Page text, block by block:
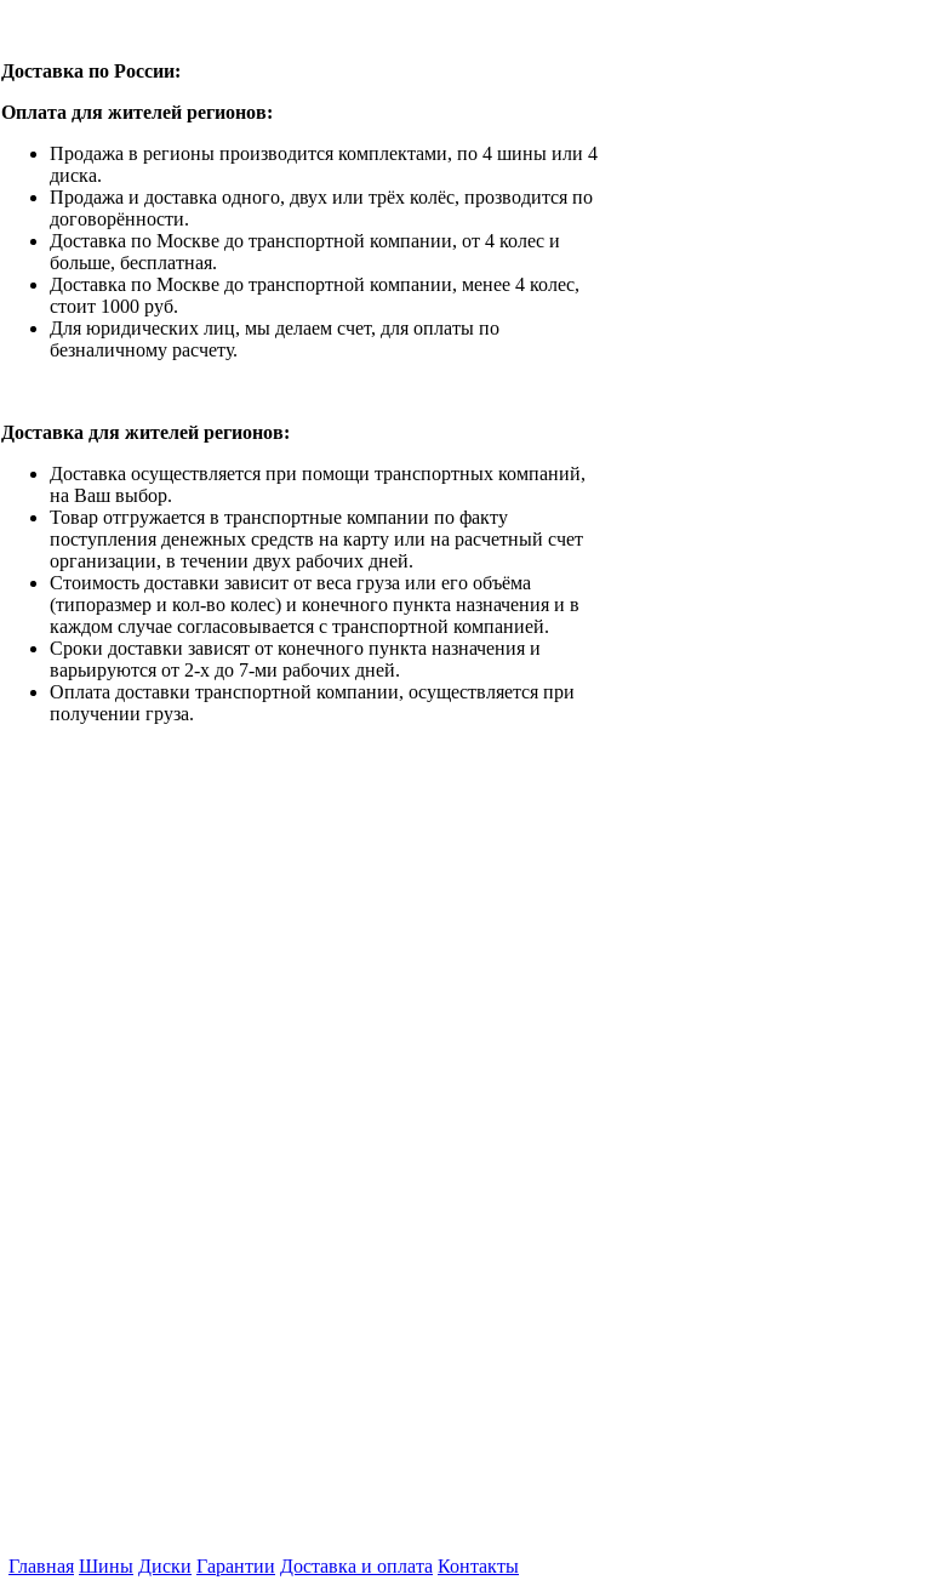
Доставка по России:
Оплата для жителей регионов:
Продажа в регионы производится комплектами, по 4 шины или 4
диска.
Продажа и доставка одного, двух или трёх колёс, прозводится по
договорённости.
Доставка по Москве до транспортной компании, от 4 колес и
больше, бесплатная.
Доставка по Москве до транспортной компании, менее 4 колес,
стоит 1000 руб.
Для юридических лиц, мы делаем счет, для оплаты по
безналичному расчету.
Доставка для жителей регионов:
Доставка осуществляется при помощи транспортных компаний,
на Ваш выбор.
Товар отгружается в транспортные компании по факту
поступления денежных средств на карту или на расчетный счет
организации, в течении двух рабочих дней.
Стоимость доставки зависит от веса груза или его объёма
(типоразмер и кол-во колес) и конечного пункта назначения и в
каждом случае согласовывается с транспортной компанией.
Сроки доставки зависят от конечного пункта назначения и
варьируются от 2-х до 7-ми рабочих дней.
Оплата доставки транспортной компании, осуществляется при
получении груза.
Главная Шины Диски Гарантии Доставка и оплата Контакты